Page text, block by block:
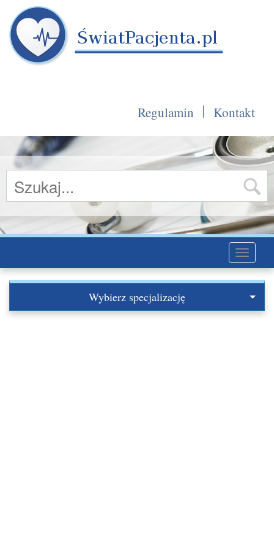
Regulamin Kontakt
Toggle
Wybierz specjalizację